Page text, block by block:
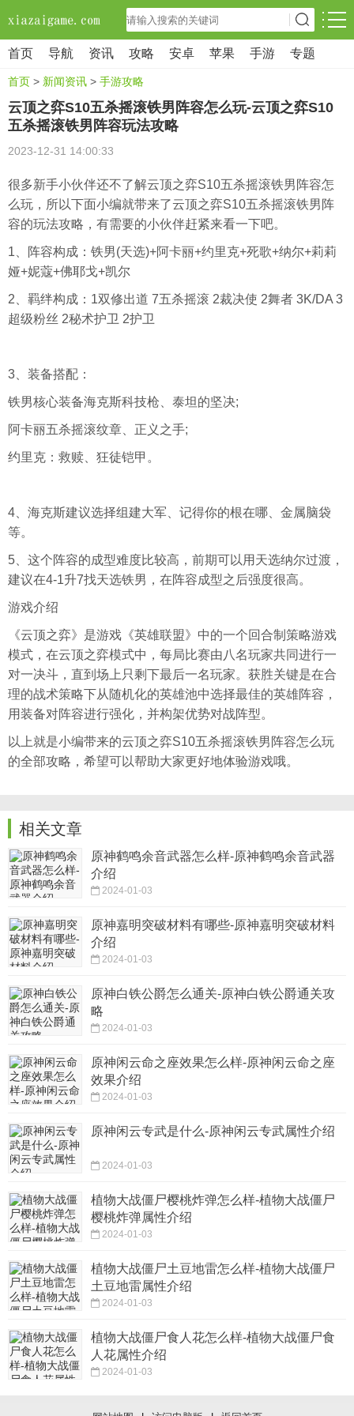
首页 导航 资讯 攻略 安卓 苹果 手游 专题
首页 > 新闻资讯 > 手游攻略
云顶之弈S10五杀摇滚铁男阵容怎么玩-云顶之弈S10
五杀摇滚铁男阵容玩法攻略
2023-12-31 14:00:33
很多新手小伙伴还不了解云顶之弈S10五杀摇滚铁男阵容怎
么玩，所以下面小编就带来了云顶之弈S10五杀摇滚铁男阵
容的玩法攻略，有需要的小伙伴赶紧来看一下吧。
1、阵容构成：铁男(天选)+阿卡丽+约里克+死歌+纳尔+莉莉
娅+妮蔻+佛耶戈+凯尔
2、羁绊构成：1双修出道 7五杀摇滚 2裁决使 2舞者 3K/DA 3
超级粉丝 2秘术护卫 2护卫
3、装备搭配：
铁男核心装备海克斯科技枪、泰坦的坚决;
阿卡丽五杀摇滚纹章、正义之手;
约里克：救赎、狂徒铠甲。
4、海克斯建议选择组建大军、记得你的根在哪、金属脑袋
等。
5、这个阵容的成型难度比较高，前期可以用天选纳尔过渡，
建议在4-1升7找天选铁男，在阵容成型之后强度很高。
游戏介绍
《云顶之弈》是游戏《英雄联盟》中的一个回合制策略游戏
模式，在云顶之弈模式中，每局比赛由八名玩家共同进行一
对一决斗，直到场上只剩下最后一名玩家。获胜关键是在合
理的战术策略下从随机化的英雄池中选择最佳的英雄阵容，
用装备对阵容进行强化，并构架优势对战阵型。
以上就是小编带来的云顶之弈S10五杀摇滚铁男阵容怎么玩
的全部攻略，希望可以帮助大家更好地体验游戏哦。
相关文章
原神鹤鸣余音武器怎么样-原神鹤鸣余音武器
介绍
2024-01-03
原神嘉明突破材料有哪些-原神嘉明突破材料
介绍
2024-01-03
原神白铁公爵怎么通关-原神白铁公爵通关攻
略
2024-01-03
原神闲云命之座效果怎么样-原神闲云命之座
效果介绍
2024-01-03
原神闲云专武是什么-原神闲云专武属性介绍
2024-01-03
植物大战僵尸樱桃炸弹怎么样-植物大战僵尸
樱桃炸弹属性介绍
2024-01-03
植物大战僵尸土豆地雷怎么样-植物大战僵尸
土豆地雷属性介绍
2024-01-03
植物大战僵尸食人花怎么样-植物大战僵尸食
人花属性介绍
2024-01-03